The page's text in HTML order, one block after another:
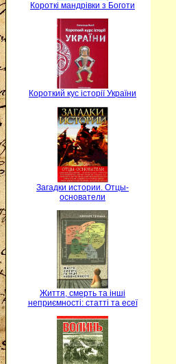
Короткі мандрівки з Боготи
Короткий кус історії України
Загадки истории. Отцы-
основатели
Життя, смерть та інші
неприємності: статті та есеї